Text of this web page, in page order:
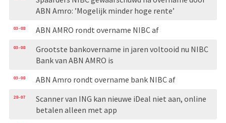
ABN Amro: ’Mogelijk minder hoge rente’
03-08 ABN AMRO rondt overname NIBC af
03-08
Grootste bankovername in jaren voltooid nu NIBC
Bank van ABN AMRO is
03-08 ABN Amro rondt overname bank NIBC af
28-07
Scanner van ING kan nieuwe iDeal niet aan, online
betalen alleen met app